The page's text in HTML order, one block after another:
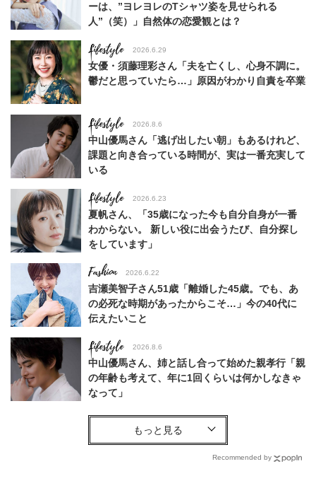
ーは、”ヨレヨレのTシャツ姿を見せられる
人”（笑）」自然体の恋愛観とは？
Lifestyle 2026.6.29
女優・須藤理彩さん「夫を亡くし、心身不調に。
鬱だと思っていたら…」原因がわかり自責を卒業
Lifestyle 2026.8.6
中山優馬さん「逃げ出したい朝」もあるけれど、
課題と向き合っている時間が、実は一番充実して
いる
Lifestyle 2026.6.23
夏帆さん、「35歳になった今も自分自身が一番
わからない。 新しい役に出会うたび、自分探し
をしています」
Fashion 2026.6.22
吉瀬美智子さん51歳「離婚した45歳。でも、あ
の必死な時期があったからこそ…」今の40代に
伝えたいこと
Lifestyle 2026.8.6
中山優馬さん、姉と話し合って始めた親孝行「親
の年齢も考えて、年に1回くらいは何かしなきゃ
なって」
Lifestyle
「お若いですね」は褒め言葉？“若い＝美しい”と
Recommended by